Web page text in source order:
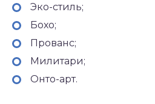
Эко-стиль;
Бохо;
Прованс;
Милитари;
Онто-арт.